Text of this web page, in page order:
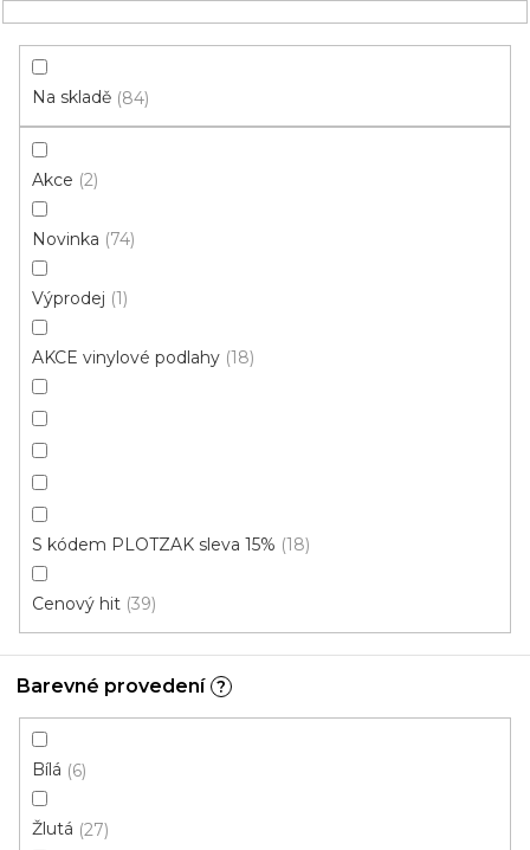
obsah
HLEDAT
NÁKUPNÍ
Vinylové podlahy
Bytové
Instituce aj.
Řadit podle:
ZAVŘÍT FILTR
Na skladě 84
Akce 2
Novinka 74
Výprodej 1
AKCE vinylové podlahy 18
S kódem PLOTZAK sleva 15% 18
Cenový hit 39
Barevné provedení ?
Bílá 6
Žlutá 27
V
ý
p